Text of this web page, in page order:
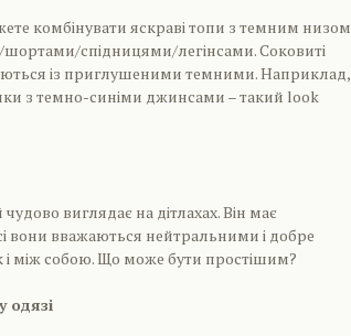
комбінувати яскраві топи з темним низом
спідницями/легінсами. Соковиті
із приглушеними темними. Наприклад,
з темно-синіми джинсами – такий look
виглядає на дітлахах. Він має
вони вважаються нейтральними і добре
між собою. Що може бути простішим?
одязі